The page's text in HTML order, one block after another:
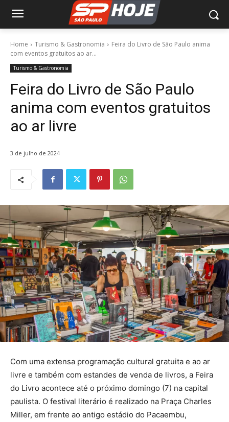
Home Turismo & Gastronomia
Feira do Livro de São Paulo anima
com eventos gratuitos ao ar...
Turismo & Gastronomia
Feira do Livro de São Paulo
anima com eventos gratuitos
ao ar livre
3 de julho de 2024
Com uma extensa programação cultural gratuita e ao ar
livre e também com estandes de venda de livros, a Feira
do Livro acontece até o próximo domingo (7) na capital
paulista. O festival literário é realizado na Praça Charles
Miller, em frente ao antigo estádio do Pacaembu,